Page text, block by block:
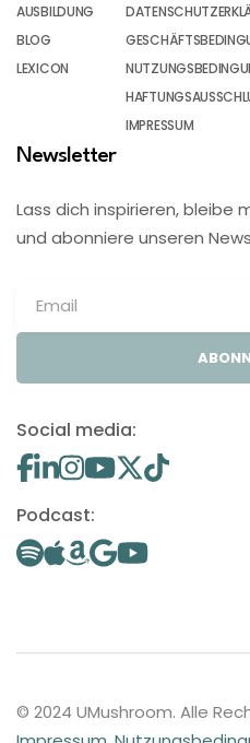
AUSBILDUNG
BLOG
LEXICON
IMPRESSUM
Newsletter
Lass dich inspirieren, bleibe
und abonniere unseren
Social media:
Podcast:
© 2024 UMushroom. Alle